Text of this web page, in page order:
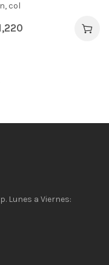
col
Lunes a Viernes: